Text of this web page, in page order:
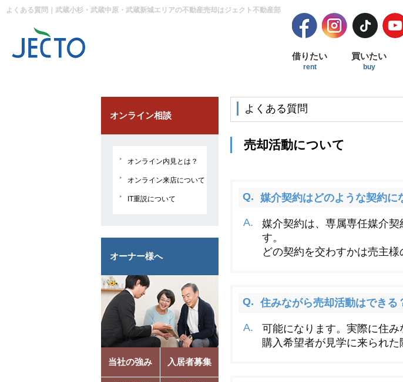
よくある質問｜武蔵小杉・武蔵中原・武蔵新城エリアの不動産売却はジェクト不動産部
借りたい
rent
買いたい
buy
オンライン相談
オンライン内見とは？
オンライン来店について
IT重説について
オーナー様へ
当社の強み 入居者募集